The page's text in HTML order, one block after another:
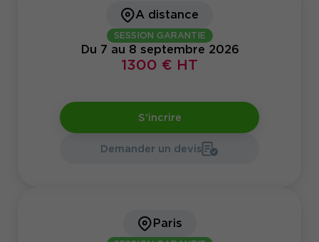
A distance
SESSION GARANTIE
Du 7 au 8 septembre 2026
1300 € HT
S'incrire
Demander un devis
Paris